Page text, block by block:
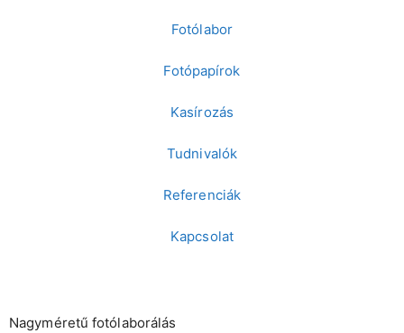
Fotólabor
Fotópapírok
Kasírozás
Tudnivalók
Referenciák
Kapcsolat
Nagyméretű fotólaborálás